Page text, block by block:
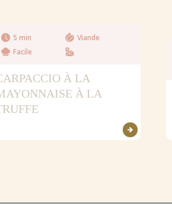
5 min
Viande
Facile
À LA
À LA